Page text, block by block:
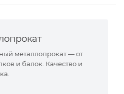
металлопрокат — от
и балок. Качество и